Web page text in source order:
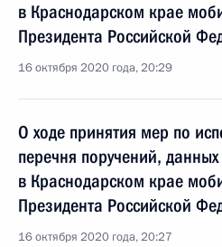
в Краснодарском крае
Президента Российской
16 октября 2020 года, 20:29
О ходе принятия мер по
перечня поручений,
в Краснодарском крае
Президента Российской
16 октября 2020 года, 20:27